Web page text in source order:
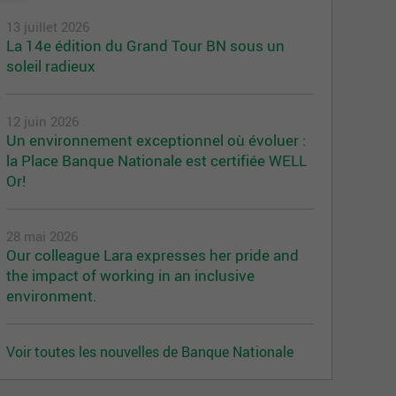
13 juillet 2026
La 14e édition du Grand Tour BN sous un
soleil radieux
12 juin 2026
Un environnement exceptionnel où évoluer :
la Place Banque Nationale est certifiée WELL
Or!
28 mai 2026
Our colleague Lara expresses her pride and
the impact of working in an inclusive
environment.
Voir toutes les nouvelles de Banque Nationale